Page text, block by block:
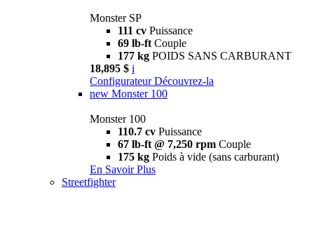
Monster SP
111 cv Puissance
69 lb-ft Couple
177 kg POIDS SANS CARBURANT
18,895 $ i
Configurateur Découvrez-la
new Monster 100
Monster 100
110.7 cv Puissance
67 lb-ft @ 7,250 rpm Couple
175 kg Poids à vide (sans carburant)
En Savoir Plus
Streetfighter